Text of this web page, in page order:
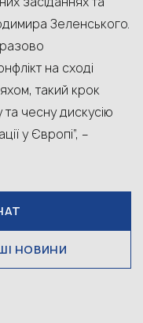
Зеленського.
на сході
такий крок
чесну дискусію
у Європі”, –
НОВИНИ